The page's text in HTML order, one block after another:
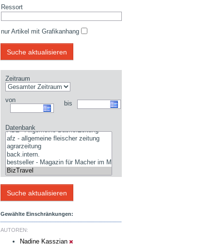
Ressort
nur Artikel mit Grafikanhang
Zeitraum
von bis
Datenbank
Gewählte Einschränkungen:
AUTOREN:
Nadine Kasszian